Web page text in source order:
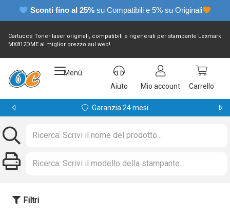
Sconti fino al 25% su Compatibili e 5% su Originali
Cartucce Toner laser originali, compatibili e rigenerati per stampante Lexmark
MX812DME al miglior prezzo sul web!
Menù
Aiuto
Mio account Carrello
Garanzia 24 mesi
Filtri